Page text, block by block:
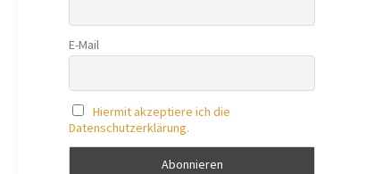
E-Mail
Hiermit akzeptiere ich die
Datenschutzerklärung.